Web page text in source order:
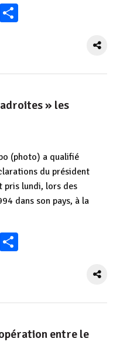
WhatsApp
» les
(photo) a qualifié
du président
pris lundi, lors des
dans son pays, à la
WhatsApp
entre le